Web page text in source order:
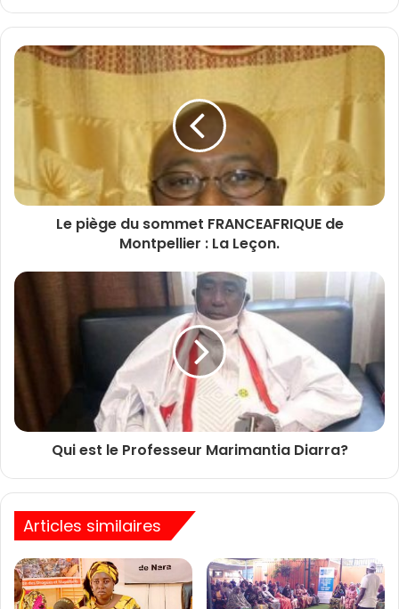
Le piège du sommet FRANCEAFRIQUE de
Montpellier : La Leçon.
Qui est le Professeur Marimantia Diarra?
Articles similaires